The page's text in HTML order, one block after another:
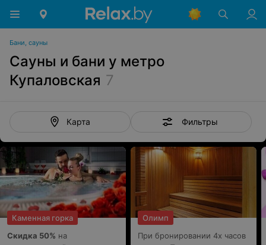
Бани, сауны
Сауны и бани у метро
Купаловская 7
Карта Фильтры
Каменная горка
Скидка 50% на
Олимп
При бронировании 4х часов